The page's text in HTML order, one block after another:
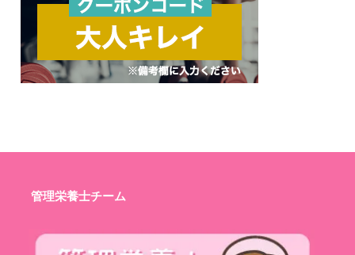
管理栄養士チーム